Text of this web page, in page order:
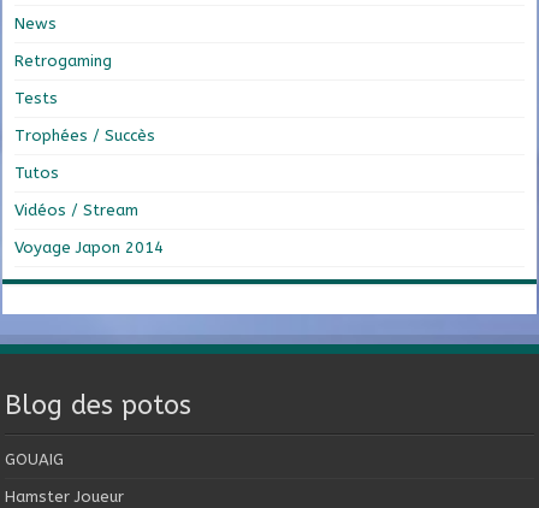
News
Retrogaming
Tests
Trophées / Succès
Tutos
Vidéos / Stream
Voyage Japon 2014
Blog des potos
GOUAIG
Hamster Joueur